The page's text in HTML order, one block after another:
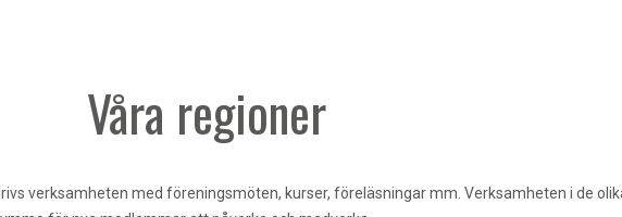
Våra regioner
verksamheten med föreningsmöten, kurser, föreläsningar mm. Verksamheten i de